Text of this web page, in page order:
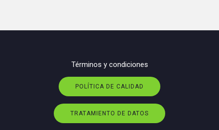
Términos y condiciones
POLÍTICA DE CALIDAD
TRATAMIENTO DE DATOS